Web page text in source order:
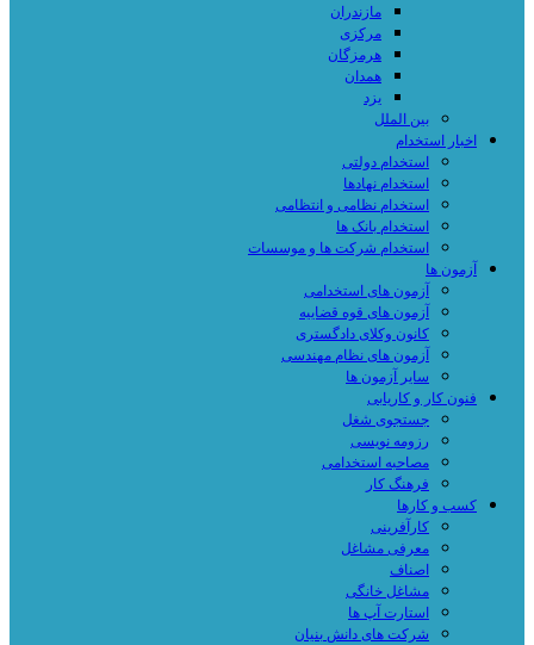
مازندران
مرکزی
هرمزگان
همدان
یزد
بین الملل
اخبار استخدام
استخدام دولتی
استخدام نهادها
استخدام نظامی و انتظامی
استخدام بانک ها
استخدام شرکت ها و موسسات
آزمون ها
آزمون های استخدامی
آزمون های قوه قضاییه
کانون وکلای دادگستری
آزمون های نظام مهندسی
سایر آزمون ها
فنون کار و کاریابی
جستجوی شغل
رزومه نویسی
مصاحبه استخدامی
فرهنگ کار
کسب و کارها
کارآفرینی
معرفی مشاغل
اصناف
مشاغل خانگی
استارت آپ ها
شرکت های دانش بنیان